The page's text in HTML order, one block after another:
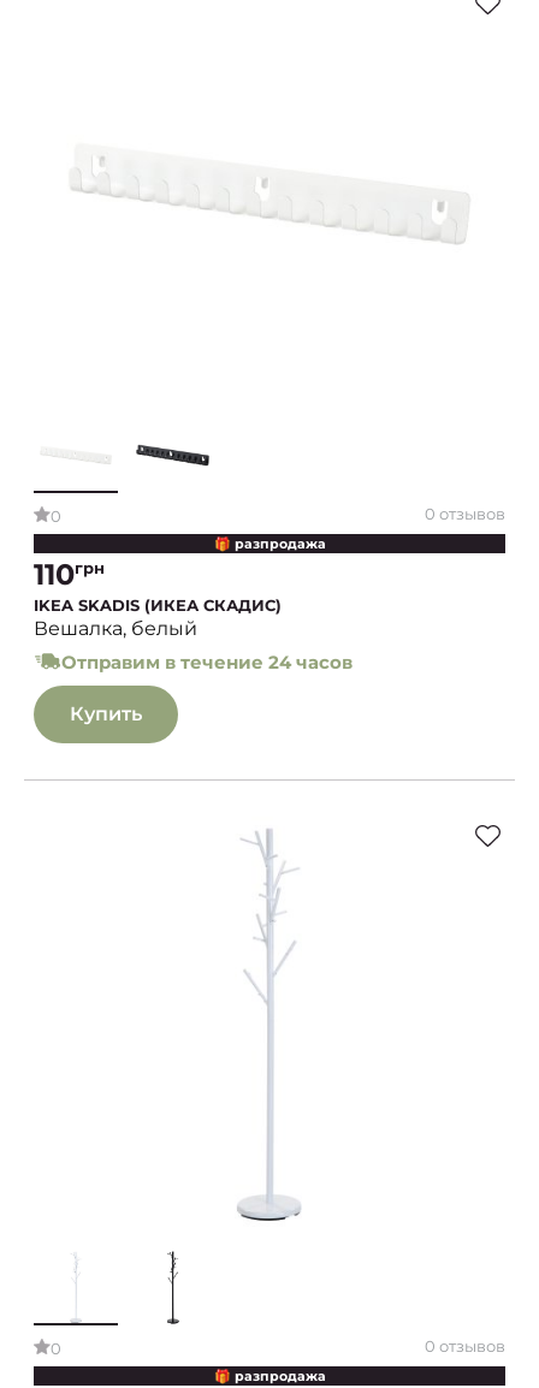
0 0 отзывов
🎁 разпродажа
110грн
IKEA SKADIS (ИКЕА СКАДИС)
Вешалка, белый
Отправим в течение 24 часов
Купить
0 0 отзывов
🎁 разпродажа